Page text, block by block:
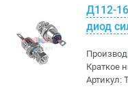
Д112-
диод
Краткое
Артикул: